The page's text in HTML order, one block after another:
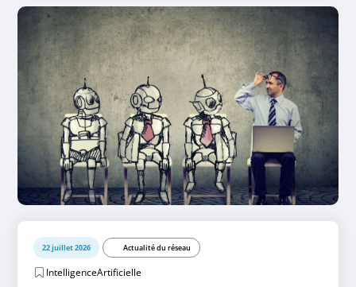
22 juillet 2026 Actualité du réseau
IntelligenceArtificielle